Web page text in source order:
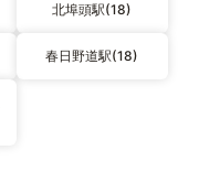
北埠頭駅(18)
春日野道駅(18)